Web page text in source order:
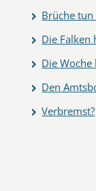
Brüche tun
Die Falken
Die
Den
Verbremst?